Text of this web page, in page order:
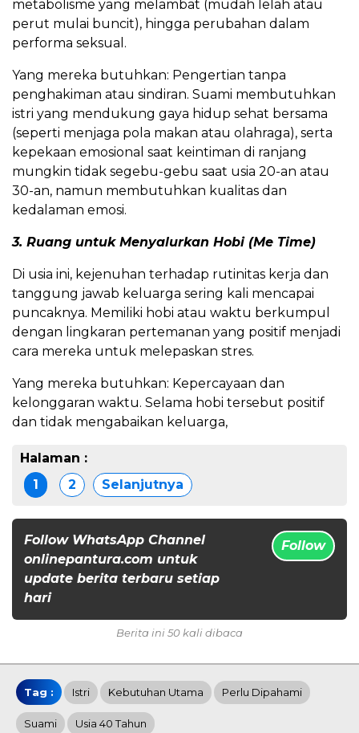
metabolisme yang melambat (mudah lelah atau
perut mulai buncit), hingga perubahan dalam
performa seksual.
​Yang mereka butuhkan: Pengertian tanpa
penghakiman atau sindiran. Suami membutuhkan
istri yang mendukung gaya hidup sehat bersama
(seperti menjaga pola makan atau olahraga), serta
kepekaan emosional saat keintiman di ranjang
mungkin tidak segebu-gebu saat usia 20-an atau
30-an, namun membutuhkan kualitas dan
kedalaman emosi.
​3. Ruang untuk Menyalurkan Hobi (Me Time)
​Di usia ini, kejenuhan terhadap rutinitas kerja dan
tanggung jawab keluarga sering kali mencapai
puncaknya. Memiliki hobi atau waktu berkumpul
dengan lingkaran pertemanan yang positif menjadi
cara mereka untuk melepaskan stres.
​Yang mereka butuhkan: Kepercayaan dan
kelonggaran waktu. Selama hobi tersebut positif
dan tidak mengabaikan keluarga,
Halaman :
1
2 Selanjutnya
Follow WhatsApp Channel
onlinepantura.com untuk
update berita terbaru setiap
hari
Follow
Berita ini 50 kali dibaca
Tag : Istri Kebutuhan Utama Perlu Dipahami
Suami Usia 40 Tahun